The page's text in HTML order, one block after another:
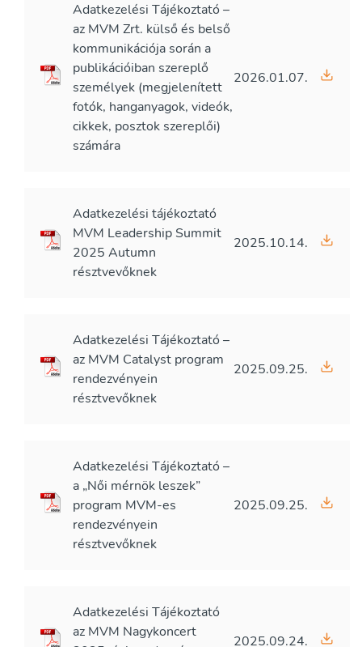
Adatkezelési Tájékoztató –
az MVM Zrt. külső és belső
kommunikációja során a
publikációiban szereplő
személyek (megjelenített
fotók, hanganyagok, videók,
cikkek, posztok szereplői)
számára
2026.01.07.
Adatkezelési tájékoztató
MVM Leadership Summit
2025 Autumn
résztvevőknek
2025.10.14.
Adatkezelési Tájékoztató –
az MVM Catalyst program
rendezvényein
résztvevőknek
2025.09.25.
Adatkezelési Tájékoztató –
a „Női mérnök leszek”
program MVM-es
rendezvényein
résztvevőknek
2025.09.25.
Adatkezelési Tájékoztató
az MVM Nagykoncert
2025.09.24.